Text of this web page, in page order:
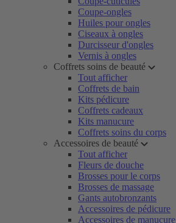
Coupe-ongles
Huiles pour ongles
Ciseaux à ongles
Durcisseur d'ongles
Vernis à ongles
Coffrets soins de beauté
Tout afficher
Coffrets de bain
Kits pédicure
Coffrets cadeaux
Kits manucure
Coffrets soins du corps
Accessoires de beauté
Tout afficher
Fleurs de douche
Brosses pour le corps
Brosses de massage
Gants autobronzants
Accessoires de pédicure
Accessoires de manucure